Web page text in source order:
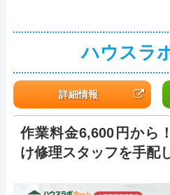
ハウスラ
詳細情報
作業料金6,600円から
け修理スタッフを手配